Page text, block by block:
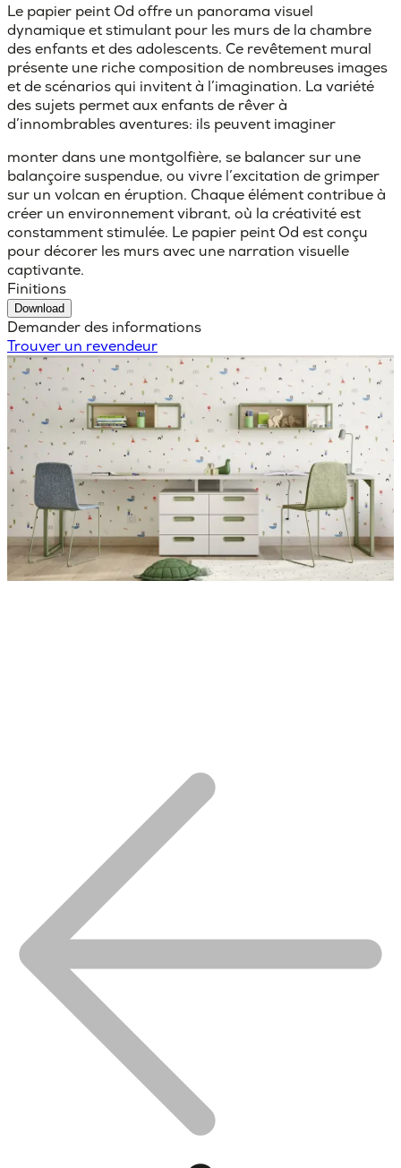
Le papier peint Od offre un panorama visuel
dynamique et stimulant pour les murs de la chambre
des enfants et des adolescents. Ce revêtement mural
présente une riche composition de nombreuses images
et de scénarios qui invitent à l’imagination. La variété
des sujets permet aux enfants de rêver à
d’innombrables aventures: ils peuvent imaginer
monter dans une montgolfière, se balancer sur une
balançoire suspendue, ou vivre l’excitation de grimper
sur un volcan en éruption. Chaque élément contribue à
créer un environnement vibrant, où la créativité est
constamment stimulée. Le papier peint Od est conçu
pour décorer les murs avec une narration visuelle
captivante.
Finitions
Download
Demander des informations
Trouver un revendeur